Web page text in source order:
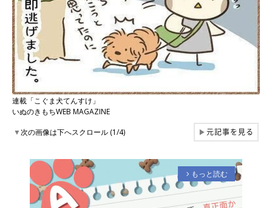
連載「こぐま犬てんすけ」
いぬのきもちWEB MAGAZINE
▼次の画像は下へスクロール (1/4) ▶元記事を見る
arrow_forward_ios もっと読む